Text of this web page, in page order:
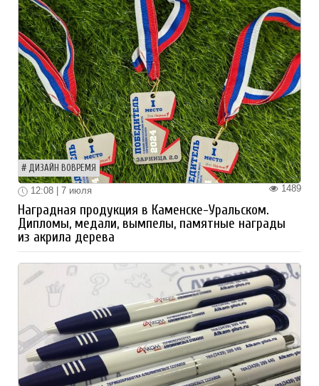
ДИЗАЙН ВОВРЕМЯ
1489
12:08 | 7 июля
Наградная продукция в Каменске-Уральском.
Дипломы, медали, вымпелы, памятные награды
из акрила дерева